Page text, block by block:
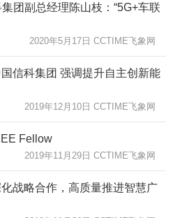
团副总经理陈山枝：“5G+车联
2020年5月17日 CCTIME飞象网
信科集团 强调提升自主创新能
2019年12月10日 CCTIME飞象网
Fellow
2019年11月29日 CCTIME飞象网
战略合作，高质量推进智慧广